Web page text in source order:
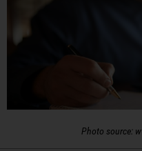
Photo source: